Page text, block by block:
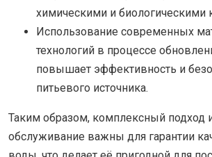
химическими и биологическими
Использование современных
технологий в процессе
повышает эффективность и
питьевого источника.
Таким образом, комплексный подход
обслуживание важны для гарантии